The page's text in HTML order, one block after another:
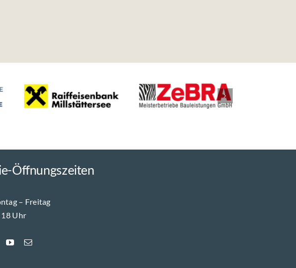
Öffnungszeiten
– Freitag
18 Uhr